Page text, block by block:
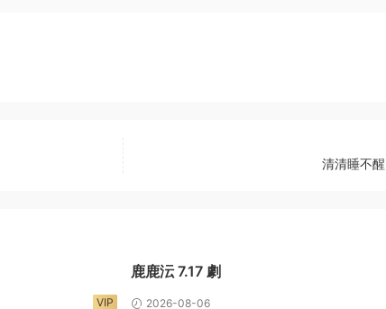
清清睡不
VIP
鹿鹿沄 7.17 劇
2026-08-06